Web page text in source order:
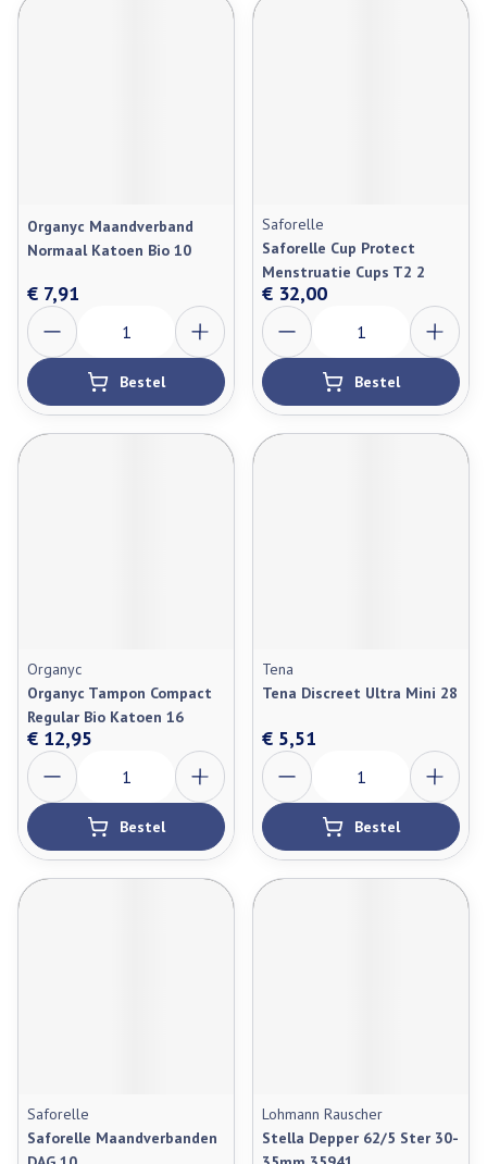
Organyc Maandverband
Normaal Katoen Bio 10
€ 7,91
Aantal
Bestel
Saforelle
Saforelle Cup Protect
Menstruatie Cups T2 2
€ 32,00
Aantal
Bestel
Organyc
Organyc Tampon Compact
Regular Bio Katoen 16
€ 12,95
Aantal
Bestel
Tena
Tena Discreet Ultra Mini 28
€ 5,51
Aantal
Bestel
Saforelle
Saforelle Maandverbanden
Lohmann Rauscher
Stella Depper 62/5 Ster 30-